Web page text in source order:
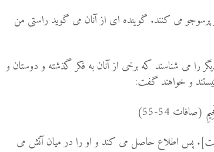
پرس‏وجو مى كنند. گوينده‏ اى از آنان مى‏ گويد راستى من
را می شناسند که برخی از آنان به فكر گذشته و دوستان و
نيستند و خواهند گفت:
54-55)
پس اطلاع حاصل مى ‏كند و او را در ميان آتش مى